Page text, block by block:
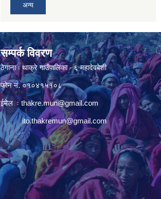
अन्य
सम्पर्क विवरण
ठेगाना ः थाक्रे गाउँपालिका - ६ महादेवबेशी
फोन नं. ०१०४१५१०८
ईमेल ःthakre.mun@gmail.com
ito.thakremun@gmail.com